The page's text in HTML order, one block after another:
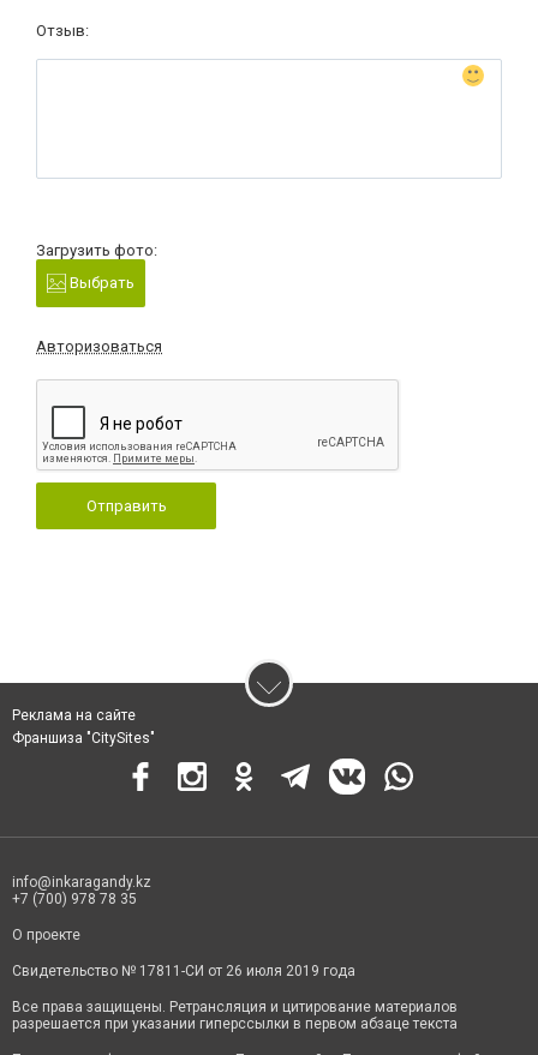
Отзыв:
Загрузить фото:
Выбрать
Авторизоваться
Отправить
Реклама на сайте
Франшиза "CitySites"
info@inkaragandy.kz
+7 (700) 978 78 35
О проекте
Свидетельство № 17811-СИ от 26 июля 2019 года
Все права защищены. Ретрансляция и цитирование материалов
разрешается при указании гиперссылки в первом абзаце текста